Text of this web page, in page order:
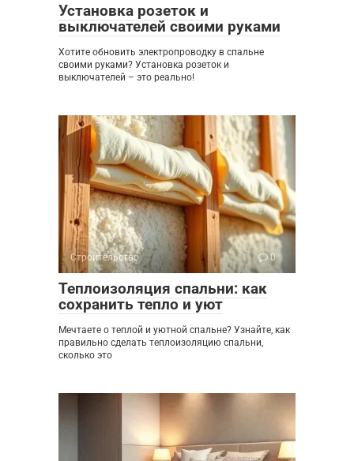
Установка розеток и
выключателей своими руками
Хотите обновить электропроводку в спальне
своими руками? Установка розеток и
выключателей – это реально!
Строительство 0
Теплоизоляция спальни: как
сохранить тепло и уют
Мечтаете о теплой и уютной спальне? Узнайте, как
правильно сделать теплоизоляцию спальни,
сколько это